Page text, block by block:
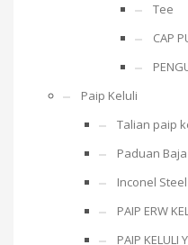
Tee
CAP
Paip Keluli
Talian paip
Paduan
Inconel Steel
PAIP ERW
PAIP KELULI